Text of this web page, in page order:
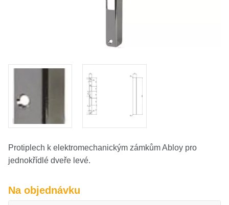
Fabshop CZ
Protiplech k elektromechanickým zámkům Abloy pro
jednokřídlé dveře levé.
Na objednávku